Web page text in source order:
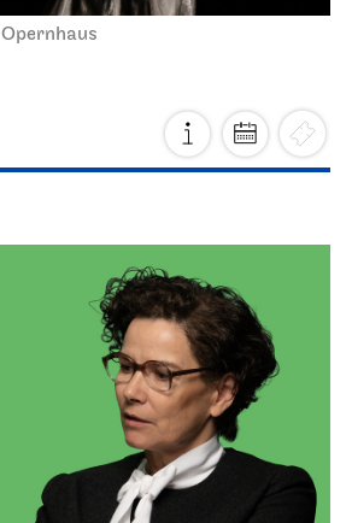
Opernhaus